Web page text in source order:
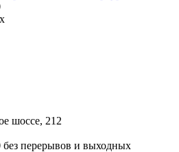
шоссе, 212
перерывов и выходных